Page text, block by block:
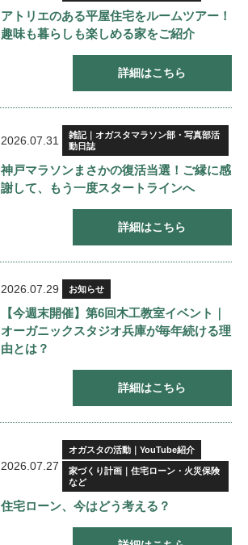
アトリエのある平屋住宅をルームツアー！
趣味も暮らしも楽しめる家をご紹介
詳細はこちら
2026.07.31
雑記｜オガスタマラソン部・写真部活
動日誌
神戸マラソンまさかの復活当選！ご縁に感
謝して、もう一度スタートラインへ
詳細はこちら
2026.07.29 お知らせ
【今週末開催】第6回木工教室イベント｜
オーガニックスタジオ兵庫が毎年続ける理
由とは？
詳細はこちら
2026.07.27
オガスタの活動｜YouTube紹介
家づくり計画｜住宅ローン・火災保険
など
住宅ローン、今はどう考える？